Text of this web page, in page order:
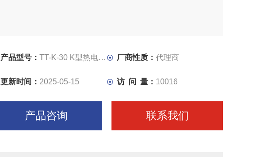
产品型号： TT-K-30 K型热电偶线 厂商性质： 代理商
更新时间： 2025-05-15 访 问 量： 10016
产品咨询 联系我们